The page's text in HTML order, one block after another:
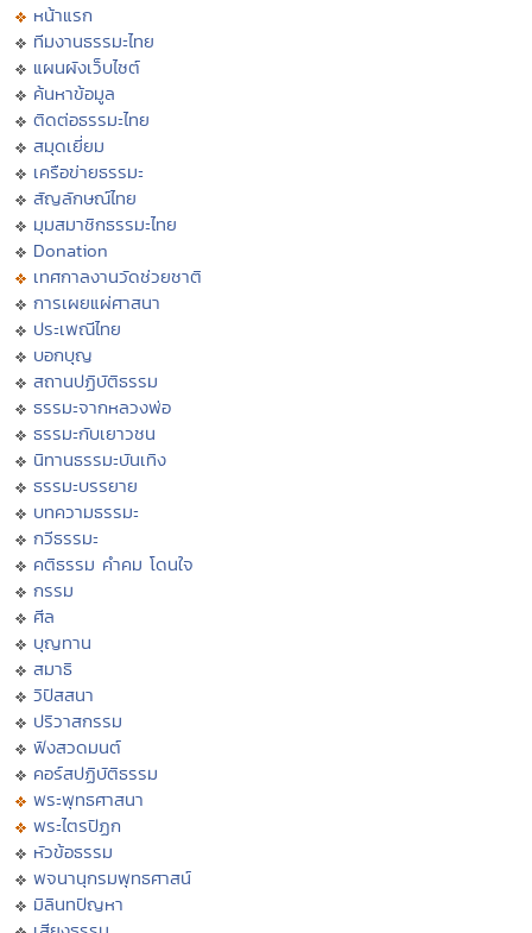
หน้าแรก
ทีมงานธรรมะไทย
แผนผังเว็บไซต์
ค้นหาข้อมูล
ติดต่อธรรมะไทย
สมุดเยี่ยม
เครือข่ายธรรมะ
สัญลักษณ์ไทย
มุมสมาชิกธรรมะไทย
Donation
เทศกาลงานวัดช่วยชาติ
การเผยแผ่ศาสนา
ประเพณีไทย
บอกบุญ
สถานปฏิบัติธรรม
ธรรมะจากหลวงพ่อ
ธรรมะกับเยาวชน
นิทานธรรมะบันเทิง
ธรรมะบรรยาย
บทความธรรมะ
กวีธรรมะ
คติธรรม คำคม โดนใจ
กรรม
ศีล
บุญทาน
สมาธิ
วิปัสสนา
ปริวาสกรรม
ฟังสวดมนต์
คอร์สปฏิบัติธรรม
พระพุทธศาสนา
พระไตรปิฏก
หัวข้อธรรม
พจนานุกรมพุทธศาสน์
มิลินทปัญหา